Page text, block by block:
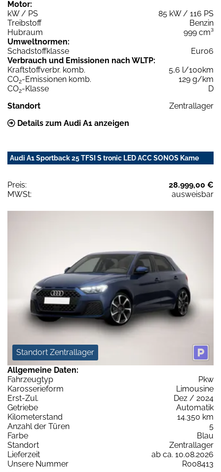
Motor:
kW / PS
85 kW / 116 PS
Treibstoff
Benzin
Hubraum
999 cm³
Umweltnormen:
Schadstoffklasse
Euro6
Verbrauch und Emissionen nach WLTP:
Kraftstoffverbr. komb.
5,6 l/100km
CO2-Emissionen komb.
129 g/km
CO2-Klasse
D
Standort
Zentrallager
Details zum Audi A1 anzeigen
Audi A1 Sportback 25 TFSI S tronic LED ACC SONOS Kame
Preis:
28.999,00 €
MWSt:
ausweisbar
Standort Zentrallager
Allgemeine Daten:
Fahrzeugtyp
Pkw
Karosserieform
Limousine
Erst-Zul.
Dez / 2024
Getriebe
Automatik
Kilometerstand
14.350 km
Anzahl der Türen
5
Farbe
Blau
Standort
Zentrallager
Lieferzeit
ab ca. 10.08.2026
Unsere Nummer
R008413